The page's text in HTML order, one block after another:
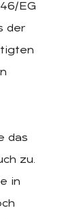
EG
der
das
zu.
in